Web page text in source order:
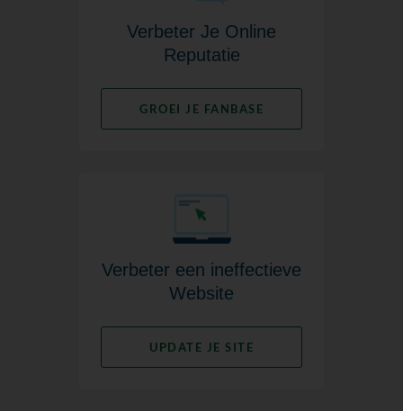
Verbeter Je Online
Reputatie
GROEI JE FANBASE
Verbeter een ineffectieve
Website
UPDATE JE SITE